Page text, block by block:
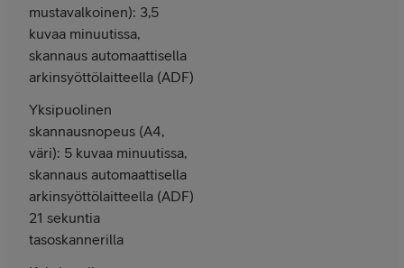
mustavalkoinen): 3,5
kuvaa minuutissa,
skannaus automaattisella
arkinsyöttölaitteella (ADF)
Yksipuolinen
skannausnopeus (A4,
väri): 5 kuvaa minuutissa,
skannaus automaattisella
arkinsyöttölaitteella (ADF)
21 sekuntia
tasoskannerilla